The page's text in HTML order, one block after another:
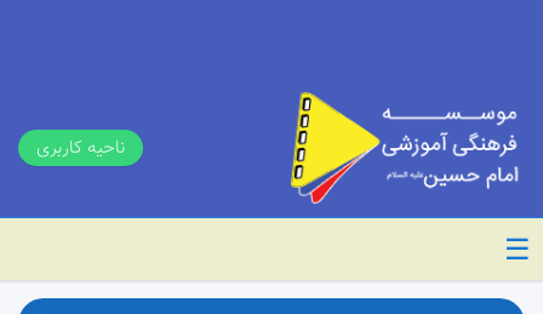
ناحیه کاربری
☰